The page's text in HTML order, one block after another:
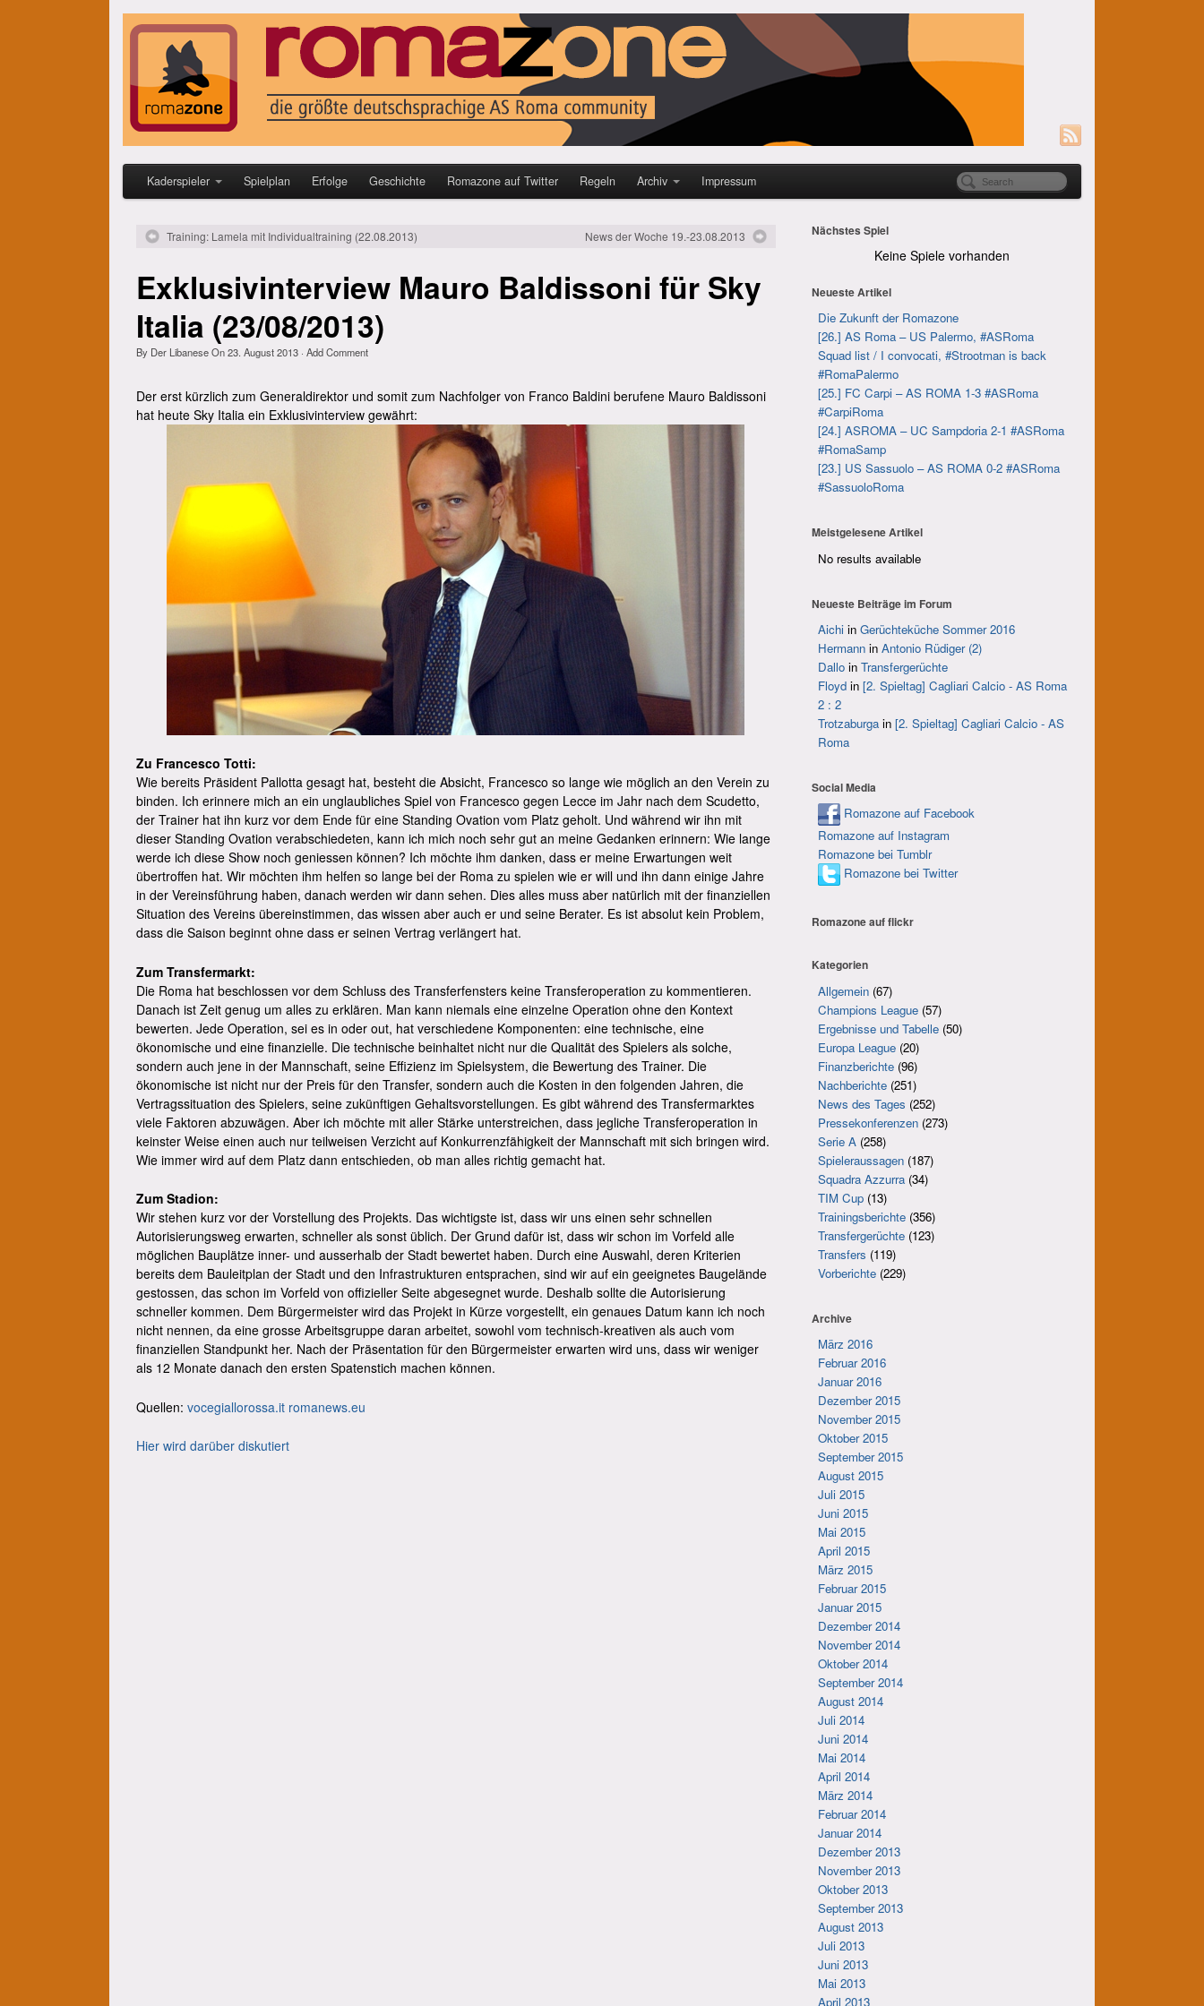
Kaderspieler Spielplan Erfolge Geschichte Romazone auf Twitter Regeln Archiv Impressum
Training: Lamela mit Individualtraining (22.08.2013) News der Woche 19.-23.08.2013
Exklusivinterview Mauro Baldissoni für Sky
Italia (23/08/2013)
By Der LibaneseOn23. August 2013 · Add Comment
Der erst kürzlich zum Generaldirektor und somit zum Nachfolger von Franco Baldini berufene Mauro Baldissoni
hat heute Sky Italia ein Exklusivinterview gewährt:
Zu Francesco Totti:
Wie bereits Präsident Pallotta gesagt hat, besteht die Absicht, Francesco so lange wie möglich an den Verein zu
binden. Ich erinnere mich an ein unglaubliches Spiel von Francesco gegen Lecce im Jahr nach dem Scudetto,
der Trainer hat ihn kurz vor dem Ende für eine Standing Ovation vom Platz geholt. Und während wir ihn mit
dieser Standing Ovation verabschiedeten, kann ich mich noch sehr gut an meine Gedanken erinnern: Wie lange
werde ich diese Show noch geniessen können? Ich möchte ihm danken, dass er meine Erwartungen weit
übertroffen hat. Wir möchten ihm helfen so lange bei der Roma zu spielen wie er will und ihn dann einige Jahre
in der Vereinsführung haben, danach werden wir dann sehen. Dies alles muss aber natürlich mit der finanziellen
Situation des Vereins übereinstimmen, das wissen aber auch er und seine Berater. Es ist absolut kein Problem,
dass die Saison beginnt ohne dass er seinen Vertrag verlängert hat.
Zum Transfermarkt:
Die Roma hat beschlossen vor dem Schluss des Transferfensters keine Transferoperation zu kommentieren.
Danach ist Zeit genug um alles zu erklären. Man kann niemals eine einzelne Operation ohne den Kontext
bewerten. Jede Operation, sei es in oder out, hat verschiedene Komponenten: eine technische, eine
ökonomische und eine finanzielle. Die technische beinhaltet nicht nur die Qualität des Spielers als solche,
sondern auch jene in der Mannschaft, seine Effizienz im Spielsystem, die Bewertung des Trainer. Die
ökonomische ist nicht nur der Preis für den Transfer, sondern auch die Kosten in den folgenden Jahren, die
Vertragssituation des Spielers, seine zukünftigen Gehaltsvorstellungen. Es gibt während des Transfermarktes
viele Faktoren abzuwägen. Aber ich möchte mit aller Stärke unterstreichen, dass jegliche Transferoperation in
keinster Weise einen auch nur teilweisen Verzicht auf Konkurrenzfähigkeit der Mannschaft mit sich bringen wird.
Wie immer wird auf dem Platz dann entschieden, ob man alles richtig gemacht hat.
Zum Stadion:
Wir stehen kurz vor der Vorstellung des Projekts. Das wichtigste ist, dass wir uns einen sehr schnellen
Autorisierungsweg erwarten, schneller als sonst üblich. Der Grund dafür ist, dass wir schon im Vorfeld alle
möglichen Bauplätze inner- und ausserhalb der Stadt bewertet haben. Durch eine Auswahl, deren Kriterien
bereits dem Bauleitplan der Stadt und den Infrastrukturen entsprachen, sind wir auf ein geeignetes Baugelände
gestossen, das schon im Vorfeld von offizieller Seite abgesegnet wurde. Deshalb sollte die Autorisierung
schneller kommen. Dem Bürgermeister wird das Projekt in Kürze vorgestellt, ein genaues Datum kann ich noch
nicht nennen, da eine grosse Arbeitsgruppe daran arbeitet, sowohl vom technisch-kreativen als auch vom
finanziellen Standpunkt her. Nach der Präsentation für den Bürgermeister erwarten wird uns, dass wir weniger
als 12 Monate danach den ersten Spatenstich machen können.
Quellen: vocegiallorossa.it romanews.eu
Hier wird darüber diskutiert
Nächstes Spiel
Keine Spiele vorhanden
Neueste Artikel
Die Zukunft der Romazone
[26.] AS Roma – US Palermo, #ASRoma
Squad list / I convocati, #Strootman is back
#RomaPalermo
[25.] FC Carpi – AS ROMA 1-3 #ASRoma
#CarpiRoma
[24.] ASROMA – UC Sampdoria 2-1 #ASRoma
#RomaSamp
[23.] US Sassuolo – AS ROMA 0-2 #ASRoma
#SassuoloRoma
Meistgelesene Artikel
No results available
Neueste Beiträge im Forum
Aichi inGerüchteküche Sommer 2016
Hermann inAntonio Rüdiger (2)
Dallo inTransfergerüchte
Floyd in[2. Spieltag] Cagliari Calcio - AS Roma
2 : 2
Trotzaburga in[2. Spieltag] Cagliari Calcio - AS
Roma
Social Media
Romazone auf Facebook
Romazone auf Instagram
Romazone bei Tumblr
Romazone bei Twitter
Romazone aufflickr
Kategorien
Allgemein (67)
Champions League (57)
Ergebnisse und Tabelle (50)
Europa League (20)
Finanzberichte (96)
Nachberichte (251)
News des Tages (252)
Pressekonferenzen (273)
Serie A (258)
Spieleraussagen (187)
Squadra Azzurra (34)
TIM Cup (13)
Trainingsberichte (356)
Transfergerüchte (123)
Transfers (119)
Vorberichte (229)
Archive
März 2016
Februar 2016
Januar 2016
Dezember 2015
November 2015
Oktober 2015
September 2015
August 2015
Juli 2015
Juni 2015
Mai 2015
April 2015
März 2015
Februar 2015
Januar 2015
Dezember 2014
November 2014
Oktober 2014
September 2014
August 2014
Juli 2014
Juni 2014
Mai 2014
April 2014
März 2014
Februar 2014
Januar 2014
Dezember 2013
November 2013
Oktober 2013
September 2013
August 2013
Juli 2013
Juni 2013
Mai 2013
April 2013